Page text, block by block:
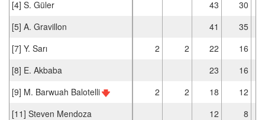
[4] S. Güler 43
30
[5] A. Gravillon
41
35
[7] Y. Sarı
2 2 22
16
[8] E. Akbaba
23
16
[9] M. Barwuah Balotelli
2 2 18
12
[11] Steven Mendoza
12
8